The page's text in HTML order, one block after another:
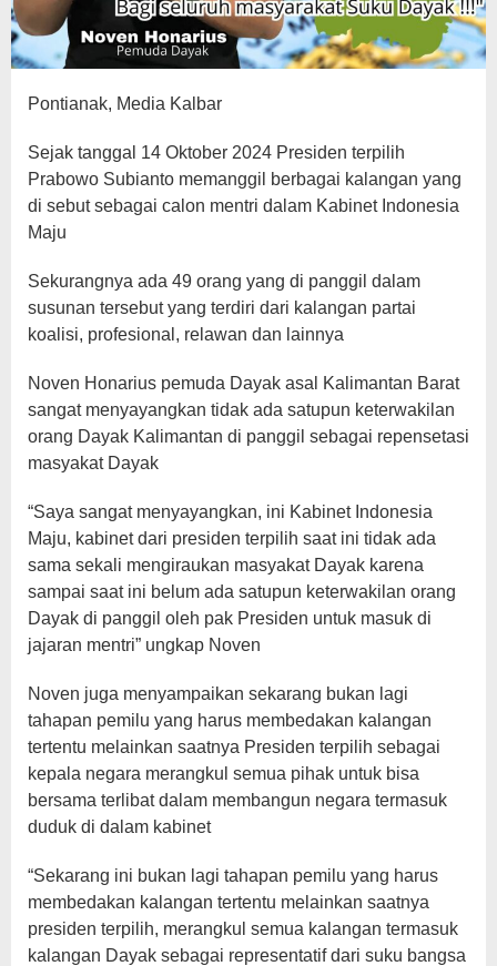
Pontianak, Media Kalbar
Sejak tanggal 14 Oktober 2024 Presiden terpilih
Prabowo Subianto memanggil berbagai kalangan yang
di sebut sebagai calon mentri dalam Kabinet Indonesia
Maju
Sekurangnya ada 49 orang yang di panggil dalam
susunan tersebut yang terdiri dari kalangan partai
koalisi, profesional, relawan dan lainnya
Noven Honarius pemuda Dayak asal Kalimantan Barat
sangat menyayangkan tidak ada satupun keterwakilan
orang Dayak Kalimantan di panggil sebagai repensetasi
masyakat Dayak
“Saya sangat menyayangkan, ini Kabinet Indonesia
Maju, kabinet dari presiden terpilih saat ini tidak ada
sama sekali mengiraukan masyakat Dayak karena
sampai saat ini belum ada satupun keterwakilan orang
Dayak di panggil oleh pak Presiden untuk masuk di
jajaran mentri” ungkap Noven
Noven juga menyampaikan sekarang bukan lagi
tahapan pemilu yang harus membedakan kalangan
tertentu melainkan saatnya Presiden terpilih sebagai
kepala negara merangkul semua pihak untuk bisa
bersama terlibat dalam membangun negara termasuk
duduk di dalam kabinet
“Sekarang ini bukan lagi tahapan pemilu yang harus
membedakan kalangan tertentu melainkan saatnya
presiden terpilih, merangkul semua kalangan termasuk
kalangan Dayak sebagai representatif dari suku bangsa